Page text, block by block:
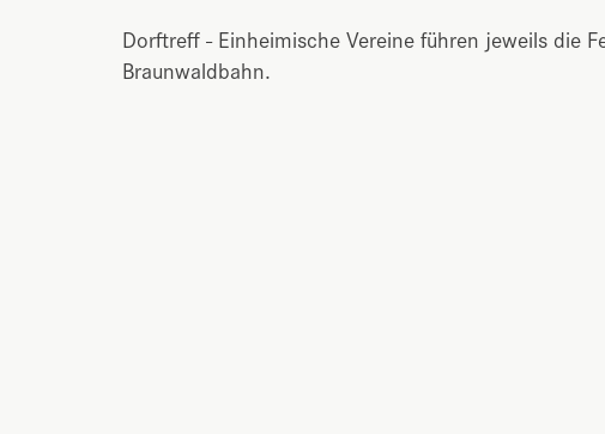
Dorftreff - Einheimische Vereine führen jeweils die
Braunwaldbahn.